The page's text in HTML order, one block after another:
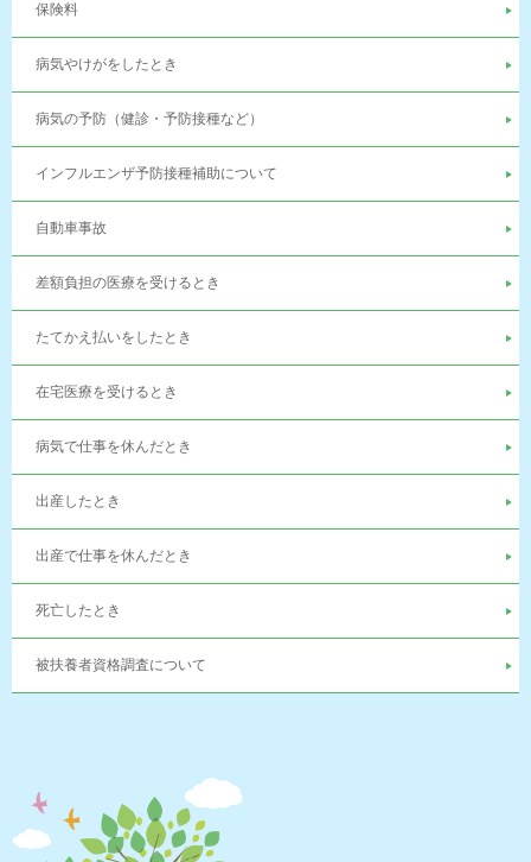
保険料
病気やけがをしたとき
病気の予防（健診・予防接種など）
インフルエンザ予防接種補助について
自動車事故
差額負担の医療を受けるとき
たてかえ払いをしたとき
在宅医療を受けるとき
病気で仕事を休んだとき
出産したとき
出産で仕事を休んだとき
死亡したとき
被扶養者資格調査について